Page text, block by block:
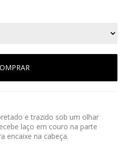
e trazido sob um olhar
laço em couro na parte
encaixe na cabeça.